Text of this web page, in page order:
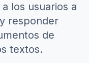
los usuarios a
responder
de
textos.